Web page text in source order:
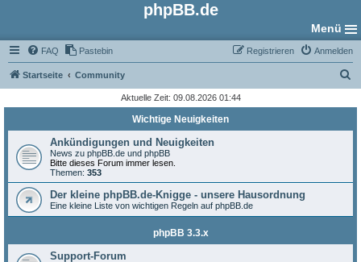
phpBB.de
Menü
FAQ Pastebin Anmelden
Registrieren
Startseite Community
h
Aktuelle Zeit: 09.08.2026 01:44
Wichtige Neuigkeiten
Ankündigungen und Neuigkeiten
News zu phpBB.de und phpBB
Bitte dieses Forum immer lesen.
Themen: 353
Der kleine phpBB.de-Knigge - unsere Hausordnung
Eine kleine Liste von wichtigen Regeln auf phpBB.de
phpBB 3.3.x
Support-Forum